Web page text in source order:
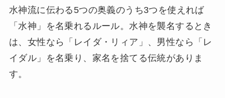
水神流に伝わる5つの奥義のうち3つを使えれば
「水神」を名乗れるルール。水神を襲名するとき
は、女性なら「レイダ・リィア」、男性なら「レ
イダル」を名乗り、家名を捨てる伝統がありま
す。